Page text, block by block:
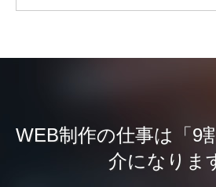
WEB制作の仕事は「9
介になりま